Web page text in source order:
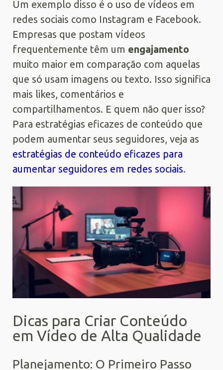
Um exemplo disso é o uso de vídeos em
redes sociais como Instagram e Facebook.
Empresas que postam vídeos
frequentemente têm um engajamento
muito maior em comparação com aquelas
que só usam imagens ou texto. Isso significa
mais likes, comentários e
compartilhamentos. E quem não quer isso?
Para estratégias eficazes de conteúdo que
podem aumentar seus seguidores, veja as
estratégias de conteúdo eficazes para
aumentar seguidores em redes sociais.
Dicas para Criar Conteúdo
em Vídeo de Alta Qualidade
Planejamento: O Primeiro Passo